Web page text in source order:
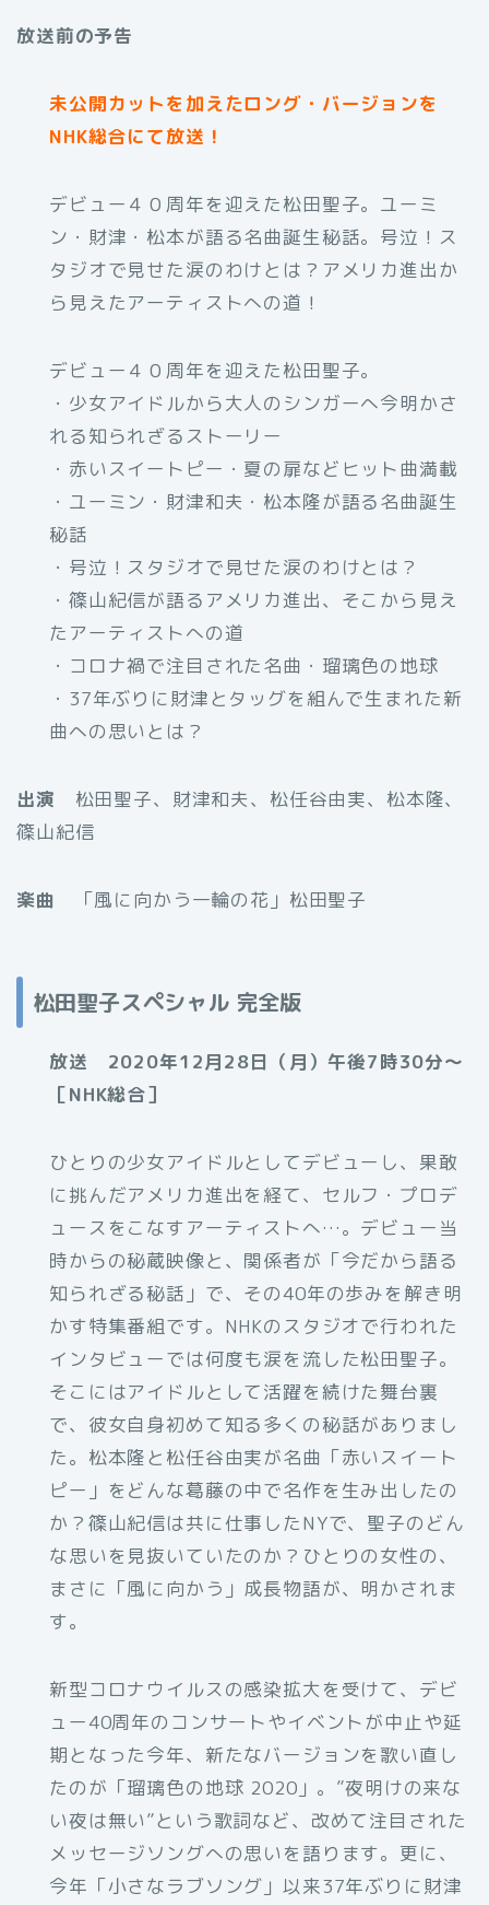
放送前の予告
未公開カットを加えたロング・バージョンを
NHK総合にて放送！
デビュー４０周年を迎えた松田聖子。ユーミ
ン・財津・松本が語る名曲誕生秘話。号泣！ス
タジオで見せた涙のわけとは？アメリカ進出か
ら見えたアーティストへの道！
デビュー４０周年を迎えた松田聖子。
・少女アイドルから大人のシンガーへ今明かさ
れる知られざるストーリー
・赤いスイートピー・夏の扉などヒット曲満載
・ユーミン・財津和夫・松本隆が語る名曲誕生
秘話
・号泣！スタジオで見せた涙のわけとは？
・篠山紀信が語るアメリカ進出、そこから見え
たアーティストへの道
・コロナ禍で注目された名曲・瑠璃色の地球
・37年ぶりに財津とタッグを組んで生まれた新
曲への思いとは？
出演 松田聖子、財津和夫、松任谷由実、松本隆、
篠山紀信
楽曲 「風に向かう一輪の花」松田聖子
松田聖子スペシャル 完全版
放送 2020年12月28日（月）午後7時30分〜
［NHK総合］
ひとりの少女アイドルとしてデビューし、果敢
に挑んだアメリカ進出を経て、セルフ・プロデ
ュースをこなすアーティストへ…。デビュー当
時からの秘蔵映像と、関係者が「今だから語る
知られざる秘話」で、その40年の歩みを解き明
かす特集番組です。NHKのスタジオで行われた
インタビューでは何度も涙を流した松田聖子。
そこにはアイドルとして活躍を続けた舞台裏
で、彼女自身初めて知る多くの秘話がありまし
た。松本隆と松任谷由実が名曲「赤いスイート
ピー」をどんな葛藤の中で名作を生み出したの
か？篠山紀信は共に仕事したNYで、聖子のどん
な思いを見抜いていたのか？ひとりの女性の、
まさに「風に向かう」成長物語が、明かされま
す。
新型コロナウイルスの感染拡大を受けて、デビ
ュー40周年のコンサートやイベントが中止や延
期となった今年、新たなバージョンを歌い直し
たのが「瑠璃色の地球 2020」。”夜明けの来な
い夜は無い”という歌詞など、改めて注目された
メッセージソングへの思いを語ります。更に、
今年「小さなラブソング」以来37年ぶりに財津